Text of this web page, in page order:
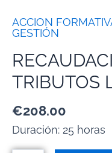
ACCION
GESTIÓN
TRIBUTOS
€208.00
Duración: 25 horas